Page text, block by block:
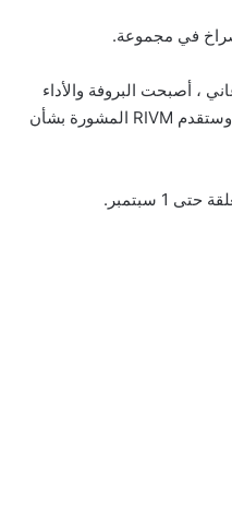
، أصبحت البروفة والأداء
ممكنة مرة أخرى. تحت أي ظروف ، وستقدم RIVM المشورة بشأن